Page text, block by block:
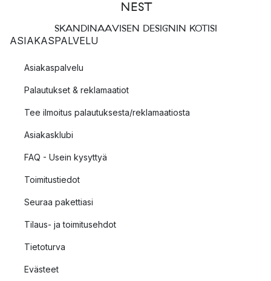
SKANDINAAVISEN DESIGNIN KOTISI
ASIAKASPALVELU
Asiakaspalvelu
Palautukset & reklamaatiot
Tee ilmoitus palautuksesta/reklamaatiosta
Asiakasklubi
FAQ - Usein kysyttyä
Toimitustiedot
Seuraa pakettiasi
Tilaus- ja toimitusehdot
Tietoturva
Evästeet